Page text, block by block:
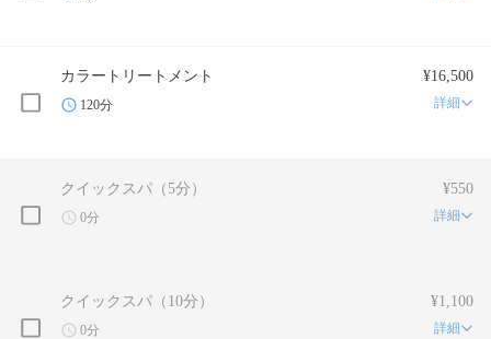
カラートリートメント ¥16,500
120分 詳細
クイックスパ（5分） ¥550
0分 詳細
クイックスパ（10分） ¥1,100
0分 詳細